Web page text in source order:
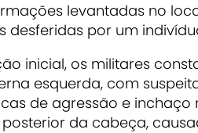
levantadas no
desferidas por um
inicial, os militares
esquerda, com
de agressão e
da cabeça,